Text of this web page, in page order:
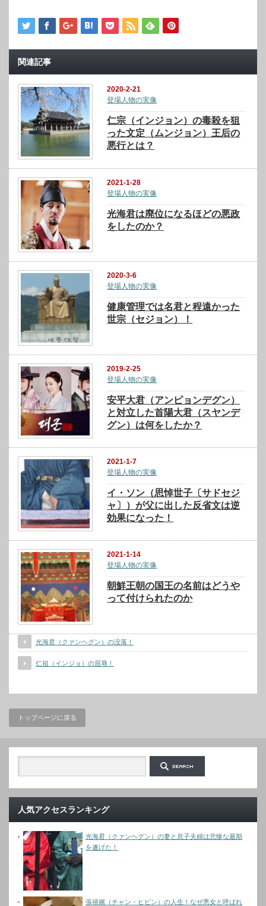
関連記事
2020-2-21
登場人物の実像
仁宗（インジョン）の毒殺を狙
った文定（ムンジョン）王后の
悪行とは？
2021-1-28
登場人物の実像
光海君は廃位になるほどの悪政
をしたのか？
2020-3-6
登場人物の実像
健康管理では名君と程遠かった
世宗（セジョン）！
2019-2-25
登場人物の実像
安平大君（アンピョンデグン）
と対立した首陽大君（スヤンデ
グン）は何をしたか？
2021-1-7
登場人物の実像
イ・ソン（思悼世子〔サドセジ
ャ〕）が父に出した反省文は逆
効果になった！
2021-1-14
登場人物の実像
朝鮮王朝の国王の名前はどうや
って付けられたのか
光海君（クァンヘグン）の没落！
仁祖（インジョ）の屈辱！
トップページに戻る
人気アクセスランキング
光海君（クァンヘグン）の妻と息子夫婦は悲惨な最期
を遂げた！
張禧嬪（チャン・ヒビン）の人生！なぜ悪女と呼ばれ